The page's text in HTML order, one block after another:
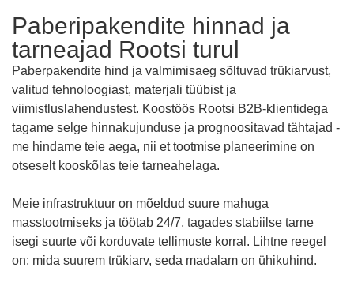
Paberipakendite hinnad ja
tarneajad Rootsi turul
Paberpakendite hind ja valmimisaeg sõltuvad trükiarvust,
valitud tehnoloogiast, materjali tüübist ja
viimistluslahendustest. Koostöös Rootsi B2B-klientidega
tagame selge hinnakujunduse ja prognoositavad tähtajad -
me hindame teie aega, nii et tootmise planeerimine on
otseselt kooskõlas teie tarneahelaga.
Meie infrastruktuur on mõeldud suure mahuga
masstootmiseks ja töötab 24/7, tagades stabiilse tarne
isegi suurte või korduvate tellimuste korral. Lihtne reegel
on: mida suurem trükiarv, seda madalam on ühikuhind.